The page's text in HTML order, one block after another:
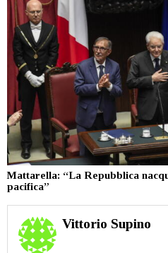
Mattarella: “La Repubblica
pacifica”
Vittorio Supino